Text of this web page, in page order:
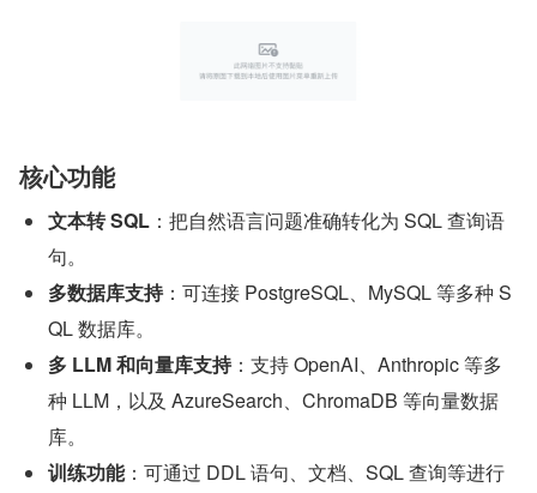
核心功能
文本转 SQL ：把自然语言问题准确转化为 SQL 查询语
句。
多数据库支持：可连接 PostgreSQL、MySQL 等多种 S
QL 数据库。
多 LLM 和向量库支持：支持 OpenAI、Anthropic 等多
种 LLM，以及 AzureSearch、ChromaDB 等向量数据
库。
训练功能：可通过 DDL 语句、文档、SQL 查询等进行